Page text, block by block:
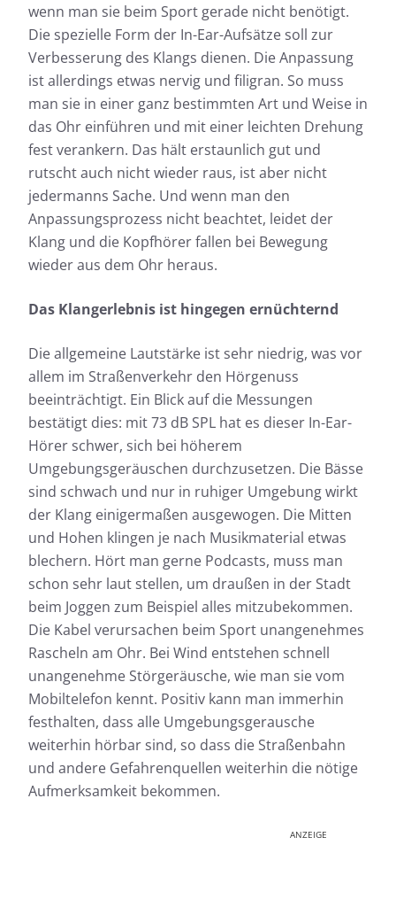
wenn man sie beim Sport gerade nicht benötigt.
Die spezielle Form der In-Ear-Aufsätze soll zur
Verbesserung des Klangs dienen. Die Anpassung
ist allerdings etwas nervig und filigran. So muss
man sie in einer ganz bestimmten Art und Weise in
das Ohr einführen und mit einer leichten Drehung
fest verankern. Das hält erstaunlich gut und
rutscht auch nicht wieder raus, ist aber nicht
jedermanns Sache. Und wenn man den
Anpassungsprozess nicht beachtet, leidet der
Klang und die Kopfhörer fallen bei Bewegung
wieder aus dem Ohr heraus.
Das Klangerlebnis ist hingegen ernüchternd
Die allgemeine Lautstärke ist sehr niedrig, was vor
allem im Straßenverkehr den Hörgenuss
beeinträchtigt. Ein Blick auf die Messungen
bestätigt dies: mit 73 dB SPL hat es dieser In-Ear-
Hörer schwer, sich bei höherem
Umgebungsgeräuschen durchzusetzen. Die Bässe
sind schwach und nur in ruhiger Umgebung wirkt
der Klang einigermaßen ausgewogen. Die Mitten
und Hohen klingen je nach Musikmaterial etwas
blechern. Hört man gerne Podcasts, muss man
schon sehr laut stellen, um draußen in der Stadt
beim Joggen zum Beispiel alles mitzubekommen.
Die Kabel verursachen beim Sport unangenehmes
Rascheln am Ohr. Bei Wind entstehen schnell
unangenehme Störgeräusche, wie man sie vom
Mobiltelefon kennt. Positiv kann man immerhin
festhalten, dass alle Umgebungsgerausche
weiterhin hörbar sind, so dass die Straßenbahn
und andere Gefahrenquellen weiterhin die nötige
Aufmerksamkeit bekommen.
ANZEIGE